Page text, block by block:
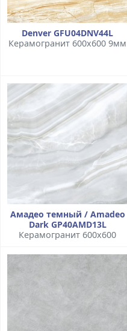
Denver GFU04DNV44L
Керамогранит 600x600 9мм
Амадео темный / Amadeo
Dark GP40AMD13L
Керамогранит 600x600